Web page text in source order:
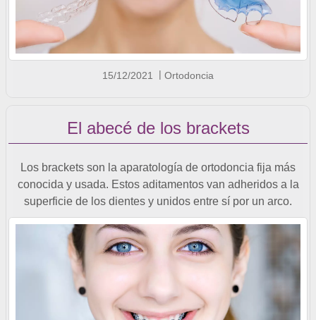
15/12/2021 Ortodoncia
El abecé de los brackets
Los brackets son la aparatología de ortodoncia fija más
conocida y usada. Estos aditamentos van adheridos a la
superficie de los dientes y unidos entre sí por un arco.